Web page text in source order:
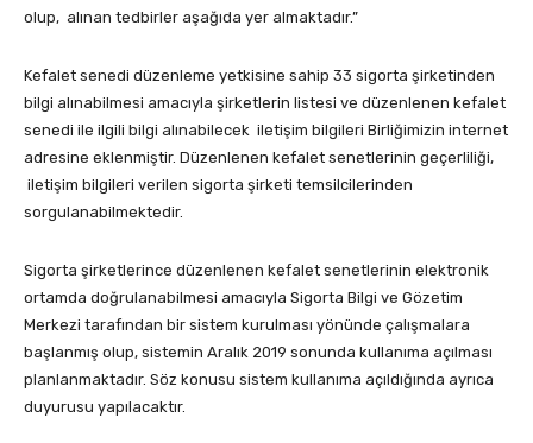
olup, alınan tedbirler aşağıda yer almaktadır.”
Kefalet senedi düzenleme yetkisine sahip 33 sigorta şirketinden
bilgi alınabilmesi amacıyla şirketlerin listesi ve düzenlenen kefalet
senedi ile ilgili bilgi alınabilecek iletişim bilgileri Birliğimizin internet
adresine eklenmiştir. Düzenlenen kefalet senetlerinin geçerliliği,
iletişim bilgileri verilen sigorta şirketi temsilcilerinden
sorgulanabilmektedir.
Sigorta şirketlerince düzenlenen kefalet senetlerinin elektronik
ortamda doğrulanabilmesi amacıyla Sigorta Bilgi ve Gözetim
Merkezi tarafından bir sistem kurulması yönünde çalışmalara
başlanmış olup, sistemin Aralık 2019 sonunda kullanıma açılması
planlanmaktadır. Söz konusu sistem kullanıma açıldığında ayrıca
duyurusu yapılacaktır.